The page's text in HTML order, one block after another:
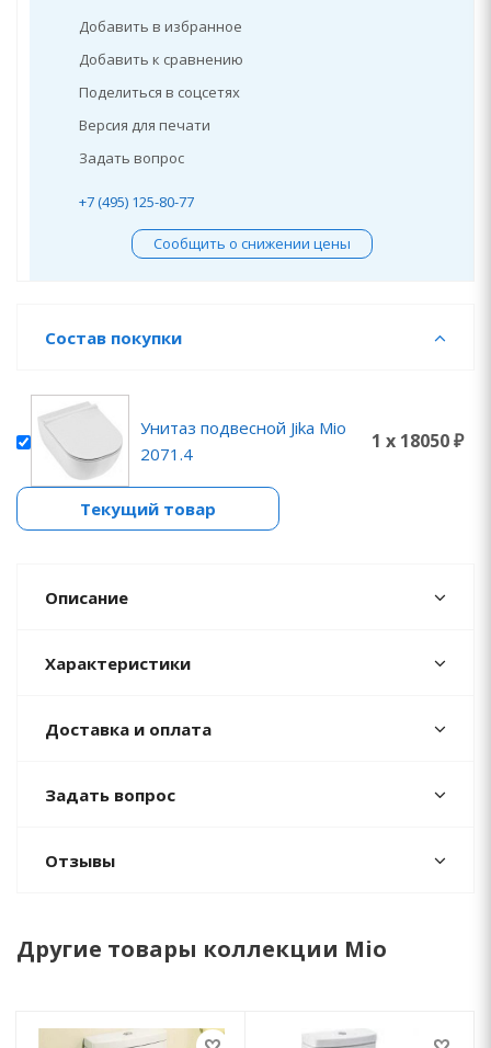
Добавить в избранное
Добавить к сравнению
Поделиться в соцсетях
Версия для печати
Задать вопрос
+7 (495) 125-80-77
Сообщить о снижении цены
Состав покупки
Унитаз подвесной Jika Mio
2071.4
1 x 18050 ₽
Текущий товар
Описание
Характеристики
Доставка и оплата
Задать вопрос
Отзывы
Другие товары коллекции Mio